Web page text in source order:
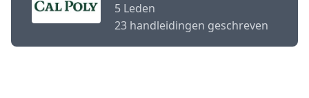
5 Leden
23 handleidingen geschreven